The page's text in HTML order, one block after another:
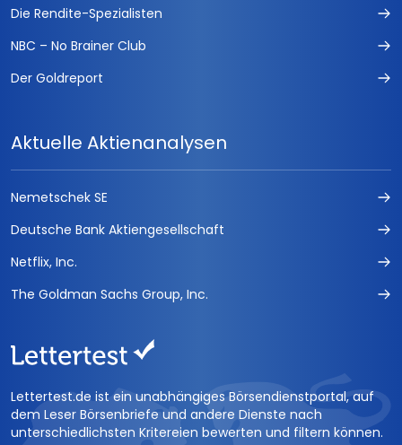
Die Rendite-Spezialisten
NBC – No Brainer Club
Der Goldreport
Aktuelle Aktienanalysen
Nemetschek SE
Deutsche Bank Aktiengesellschaft
Netflix, Inc.
The Goldman Sachs Group, Inc.
Lettertest.de ist ein unabhängiges Börsendienstportal, auf
dem Leser Börsenbriefe und andere Dienste nach
unterschiedlichsten Kritereien bewerten und filtern können.